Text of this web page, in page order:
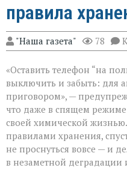
правила
"Наша газета" 78
«Оставить телефон “на
выключить и забыть: для
приговором», —
что даже в спящем
своей химической
правилами хранения,
не проснуться вовсе — и
в незаметной деградации